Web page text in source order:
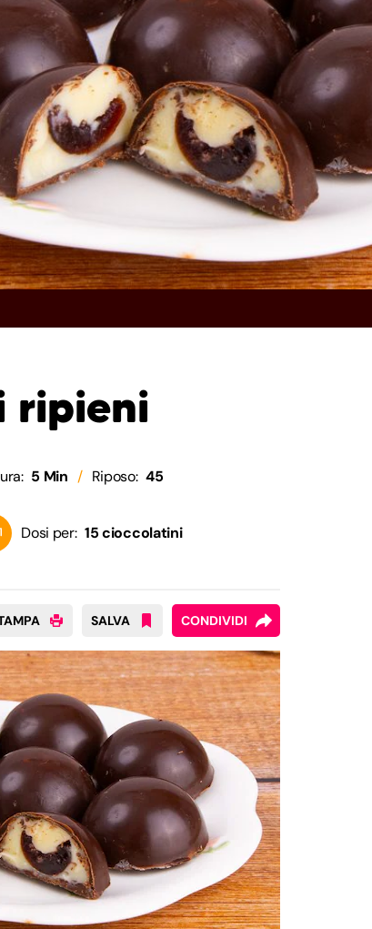
ripieni
5 Min Riposo: 45
Dosi per: 15 cioccolatini
SALVA CONDIVIDI